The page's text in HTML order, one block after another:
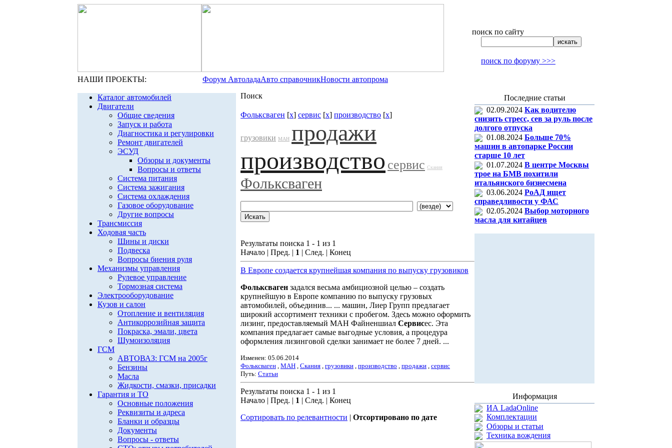
поиск по сайту
поиск по форуму >>>
НАШИ ПРОЕКТЫ: Форум АвтоладаАвто справочникНовости автопрома
Каталог автомобилей
Двигатели
Общие сведения
Запуск и работа
Диагностика и регулировки
Ремонт двигателей
ЭСУД
Обзоры и документы
Вопросы и ответы
Система питания
Система зажигания
Система охлаждения
Газовое оборудование
Другие вопросы
Трансмиссия
Ходовая часть
Шины и диски
Подвеска
Вопросы биения руля
Механизмы управления
Рулевое управление
Тормозная система
Электрооборудование
Кузов и салон
Отопление и вентиляция
Антикоррозийная защита
Покраска, эмали, цвета
Шумоизоляция
ГСМ
АВТОВАЗ: ГСМ на 2005г
Бензины
Масла
Жидкости, смазки, присадки
Гарантия и ТО
Основные положения
Реквизиты и адреса
Бланки и образцы
Документы
Вопросы - ответы
Поиск
Фольксваген [x] сервис [x] производство [x]
грузовики МАН продажи
производство сервис Скания
Фольксваген
Результаты поиска 1 - 1 из 1
Начало | Пред. | 1 | След. | Конец
В Европе создается крупнейшая компания по выпуску грузовиков
Фольксваген задался весьма амбициозной целью – создать
крупнейшую в Европе компанию по выпуску грузовых
автомобилей, объединив... ... машин, Лиер Групп предлагает
широкий ассортимент техники с пробегом. Здесь можно оформить
лизинг, предоставляемый МАН Файненшиал Сервисес. Эта
компания предлагает самые выгодные условия, а процедура
оформления лизинговой сделки занимает не более 7 дней. ...
Изменен: 05.06.2014
Фольксваген , МАН , Скания , грузовики , производство , продажи , сервис
Путь: Статьи
Результаты поиска 1 - 1 из 1
Начало | Пред. | 1 | След. | Конец
Сортировать по релевантности | Отсортировано по дате
Последние статьи
02.09.2024 Как водителю
снизить стресс, сев за руль после
долгого отпуска
01.08.2024 Больше 70%
машин в автопарке России
старше 10 лет
01.07.2024 В центре Москвы
трое на БМВ похитили
итальянского бизнесмена
03.06.2024 РоАД ищет
справедливости у ФАС
02.05.2024 Выбор моторного
масла для китайцев
Информация
ИА LadaOnline
Комплектации
Обзоры и статьи
Техника вождения